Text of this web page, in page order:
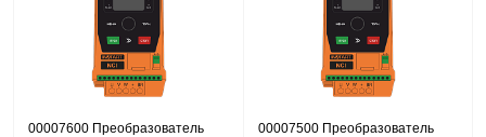
00007600 Преобразователь
00007500 Преобразователь